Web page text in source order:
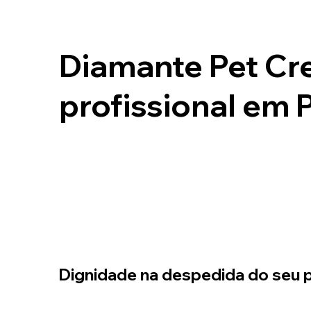
Diamante Pet
profissional em
Dignidade na despedida do seu